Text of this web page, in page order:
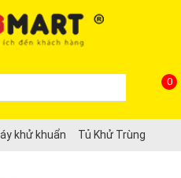
0
khử khuẩn Tủ Khử Trùng